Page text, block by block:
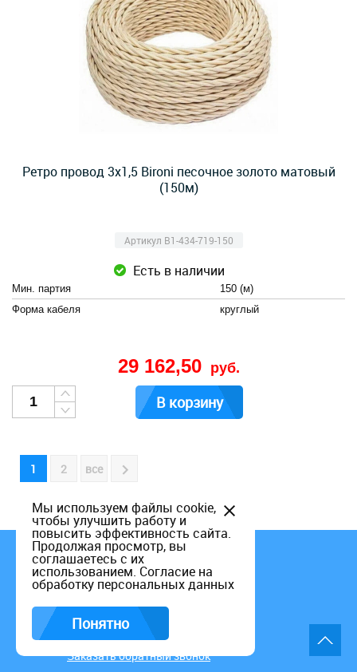
Ретро провод 3х1,5 Bironi песочное золото матовый
(150м)
Артикул B1-434-719-150
Есть в наличии
Мин. партия
150 (м)
Форма кабеля
круглый
29 162,50 руб.
В корзину
1 2 все
+7 (495) 649-60-15
Заказать обратный звонок
Мы используем файлы cookie,
чтобы улучшить работу и
повысить эффективность сайта.
Продолжая просмотр, вы
соглашаетесь с их
использованием. Согласие на
обработку персональных данных
Понятно